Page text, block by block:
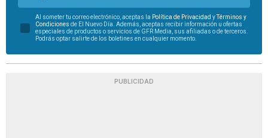
Al someter tu correo electrónico, aceptas la Política de Privacidad yTérminos y
Condiciones de El Nuevo Día. Además, aceptas recibir información u ofertas
especiales de productos o servicios de GFR Media, sus afiliadas o de terceros.
Podrás optar salirte de los boletines en cualquier momento.
PUBLICIDAD